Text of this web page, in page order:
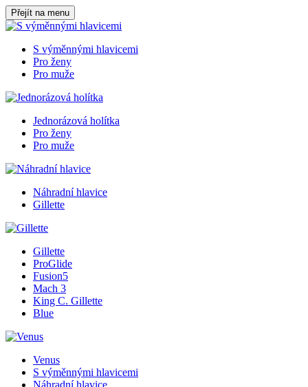
Přejít na menu
S výměnnými hlavicemi
Pro ženy
Pro muže
Jednorázová holítka
Pro ženy
Pro muže
Náhradní hlavice
Gillette
Gillette
ProGlide
Fusion5
Mach 3
King C. Gillette
Blue
Venus
S výměnnými hlavicemi